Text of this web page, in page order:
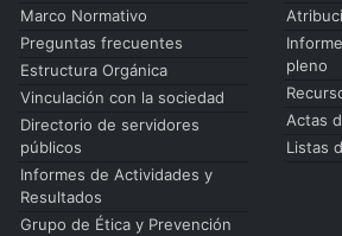
Marco Normativo
Preguntas frecuentes
Estructura Orgánica
Vinculación con la sociedad
Directorio de servidores
públicos
Informes de Actividades y
Resultados
Grupo de Ética y Prevención
pleno
Actas
Listas